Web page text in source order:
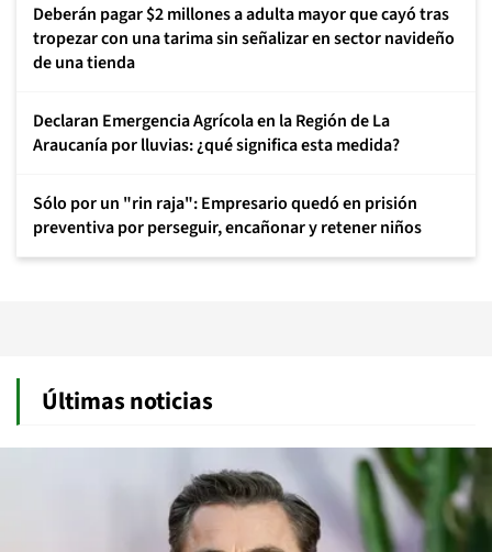
Deberán pagar $2 millones a adulta mayor que cayó tras
tropezar con una tarima sin señalizar en sector navideño
de una tienda
Declaran Emergencia Agrícola en la Región de La
Araucanía por lluvias: ¿qué significa esta medida?
Sólo por un "rin raja": Empresario quedó en prisión
preventiva por perseguir, encañonar y retener niños
Últimas noticias